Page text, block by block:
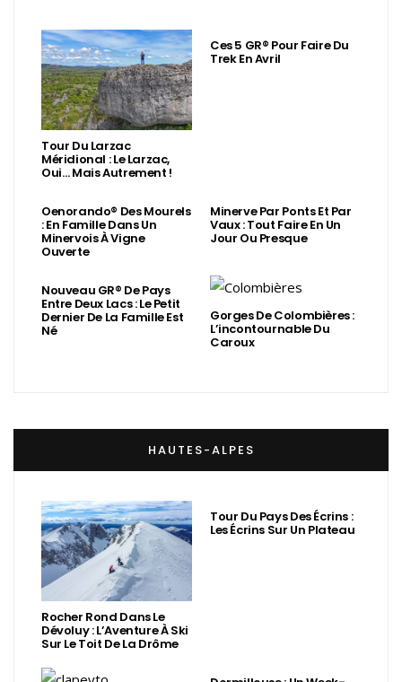
Tour Du Larzac
Méridional : Le Larzac,
Oui… Mais Autrement !
Ces 5 GR® Pour Faire Du
Trek En Avril
Oenorando® Des Mourels
: En Famille Dans Un
Minervois À Vigne
Ouverte
Minerve Par Ponts Et Par
Vaux : Tout Faire En Un
Jour Ou Presque
Nouveau GR® De Pays
Entre Deux Lacs : Le Petit
Dernier De La Famille Est
Né
Gorges De Colombières :
L’incontournable Du
Caroux
HAUTES-ALPES
Rocher Rond Dans Le
Dévoluy : L’Aventure À Ski
Sur Le Toit De La Drôme
Tour Du Pays Des Écrins :
Les Écrins Sur Un Plateau